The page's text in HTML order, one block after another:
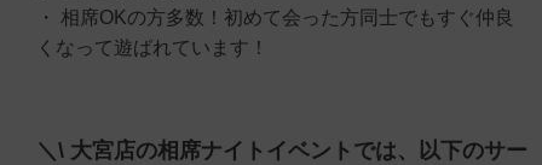
・ 相席OKの方多数！初めて会った方同士でもすぐ仲良
くなって遊ばれています！
＼\ 大宮店の相席ナイトイベントでは、以下のサー